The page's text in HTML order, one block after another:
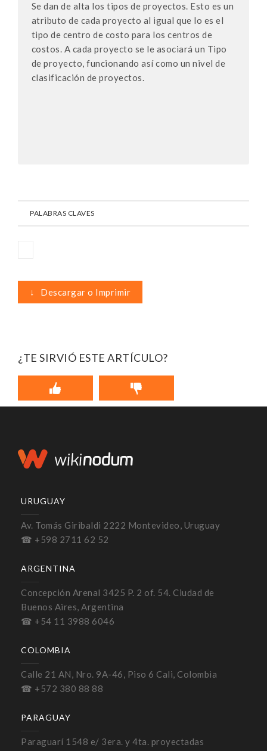
Se dan de alta los tipos de proyectos. Esto es un
atributo de cada proyecto al igual que lo es el
tipo de centro de costo para los centros de
costos. A cada proyecto se le asociará un Tipo
de proyecto, funcionando así como un nivel de
clasificación de proyectos.
PALABRAS CLAVES
↓ Descargar o Imprimir
¿TE SIRVIÓ ESTE ARTÍCULO?
URUGUAY
Av. Tomás Giribaldi 2222 Montevideo, Uruguay
☎ +598 2711 62 52
ARGENTINA
Concepción Arenal 3425 P. 2 of. 54. Ciudad de
Buenos Aires, Argentina
☎ +54 11 3988 6046
COLOMBIA
Calle 21 AN, Nro. 9A-46, Piso 6 Cali, Colombia
☎ +572 380 88 88
PARAGUAY
Paraguarí 1548 e/ 3era. y 4ta. proyectadas